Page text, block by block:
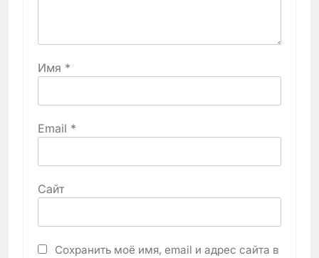
Имя *
Email *
Сайт
Сохранить моё имя, email и адрес сайта в